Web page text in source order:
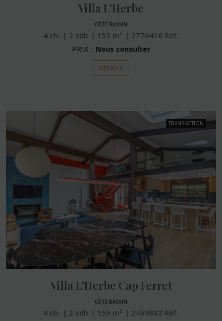
Villa L’Herbe
CÔTÉ BASSIN
4 ch. 2 sdb 155 m² 2770416 Réf.
PRIX : Nous consulter
DÉTAILS
TRANSACTION
Villa L’Herbe Cap Ferret
CÔTÉ BASSIN
4 ch. 2 sdb 155 m² 2459882 Réf.